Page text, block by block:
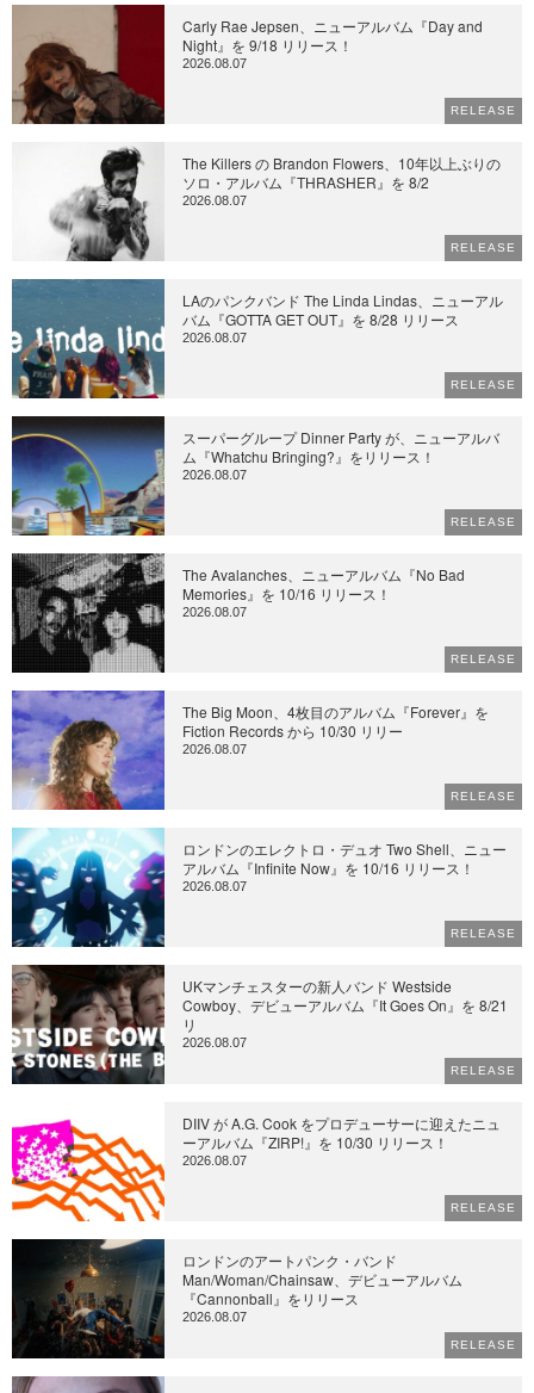
Carly Rae Jepsen、ニューアルバム『Day and
Night』を 9/18 リリース！
2026.08.07
RELEASE
The Killers の Brandon Flowers、10年以上ぶりの
ソロ・アルバム『THRASHER』を 8/2
2026.08.07
RELEASE
LAのパンクバンド The Linda Lindas、ニューアル
バム『GOTTA GET OUT』を 8/28 リリース
2026.08.07
RELEASE
スーパーグループ Dinner Party が、ニューアルバ
ム『Whatchu Bringing?』をリリース！
2026.08.07
RELEASE
The Avalanches、ニューアルバム『No Bad
Memories』を 10/16 リリース！
2026.08.07
RELEASE
The Big Moon、4枚目のアルバム『Forever』を
Fiction Records から 10/30 リリー
2026.08.07
RELEASE
ロンドンのエレクトロ・デュオ Two Shell、ニュー
アルバム『Infinite Now』を 10/16 リリース！
2026.08.07
RELEASE
UKマンチェスターの新人バンド Westside
Cowboy、デビューアルバム『It Goes On』を 8/21
リ
2026.08.07
RELEASE
DIIV が A.G. Cook をプロデューサーに迎えたニュ
ーアルバム『ZIRP!』を 10/30 リリース！
2026.08.07
RELEASE
ロンドンのアートパンク・バンド
Man/Woman/Chainsaw、デビューアルバム
『Cannonball』をリリース
2026.08.07
RELEASE